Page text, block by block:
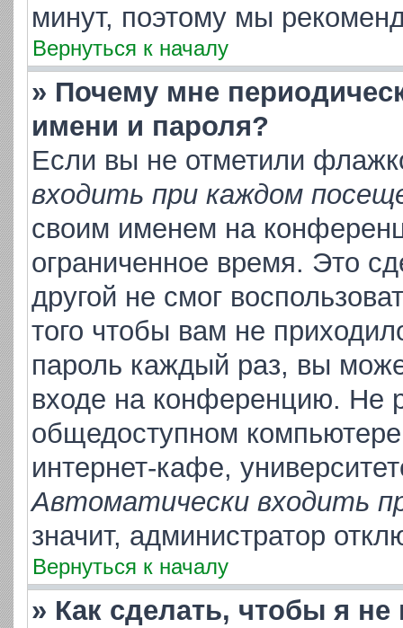
минут, поэтому мы
Вернуться к началу
» Почему мне
имени и пароля?
Если вы не отметили
входить при каждом
своим именем на
ограниченное время. Это
другой не смог
того чтобы вам не
пароль каждый раз, вы
входе на конференцию. Не
общедоступном
интернет-кафе,
Автоматически входить
значит, администратор
Вернуться к началу
» Как сделать, чтобы я